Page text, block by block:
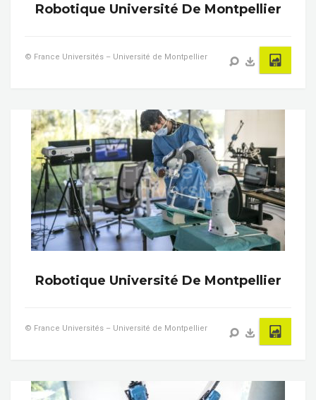
Robotique Université De Montpellier
© France Universités – Université de Montpellier
Robotique Université De Montpellier
© France Universités – Université de Montpellier